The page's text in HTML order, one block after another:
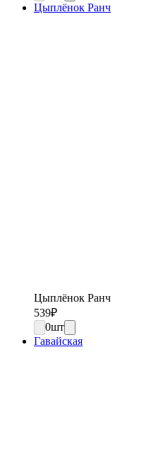
Цыплёнок Ранч
Цыплёнок Ранч
539₽
0шт
Гавайская